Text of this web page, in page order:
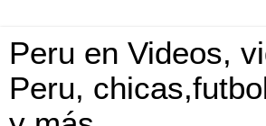
Peru en Videos,
Peru,